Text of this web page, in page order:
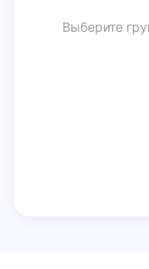
Выберите